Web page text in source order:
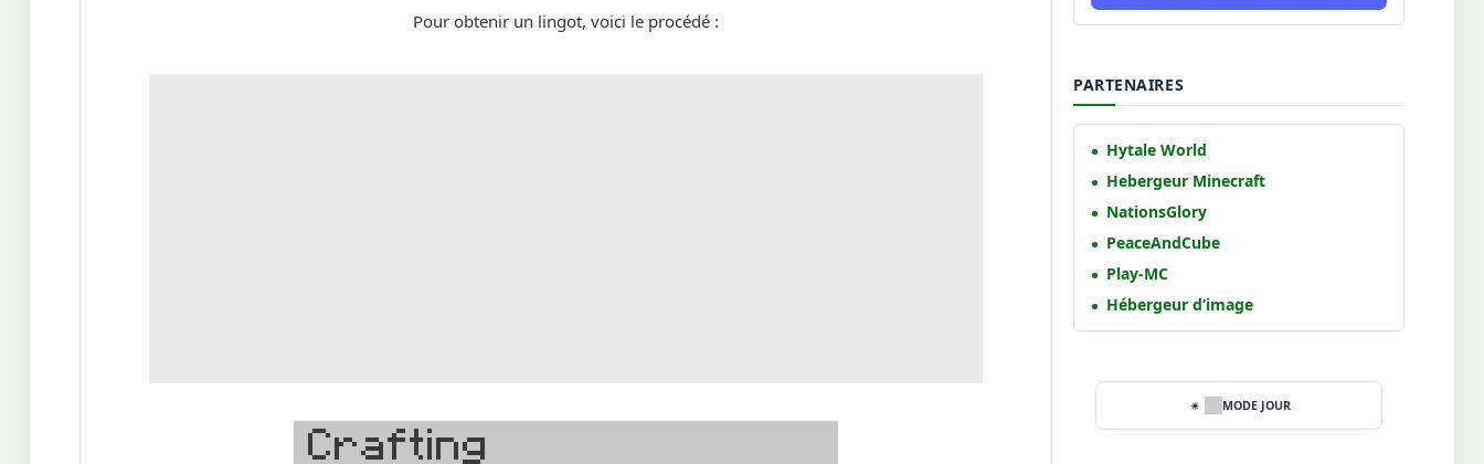
Pour obtenir un lingot, voici le procédé :
PARTENAIRES
Hytale World
Hebergeur Minecraft
NationsGlory
PeaceAndCube
Play-MC
Hébergeur d’image
MODE JOUR